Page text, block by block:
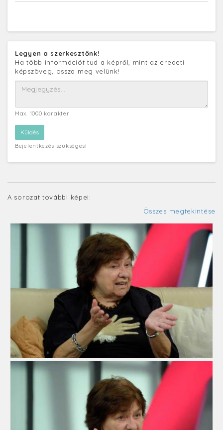
Legyen a szerkesztőnk!
Ha több információt tud a képről, mint az eredeti
képszöveg, ossza meg velünk!
Max. 1000 karakter
Bejelentkezés szükséges!
A sorozat további képei:
Összes megtekintése